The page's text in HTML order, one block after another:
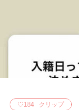
♡184 クリップ